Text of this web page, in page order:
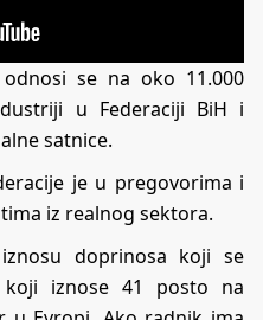
se na oko 11.000
u Federaciji BiH i
satnice.
je u pregovorima i
iz realnog sektora.
doprinosa koji se
iznose 41 posto na